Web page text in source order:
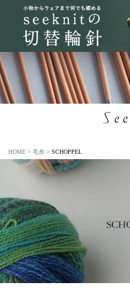
HOME 毛糸 SCHOPPEL